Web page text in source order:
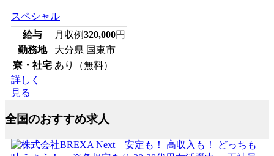
スペシャル
給与
月収例320,000円
勤務地
大分県 国東市
寮・社宅 あり（無料）
詳しく
見る
全国のおすすめ求人